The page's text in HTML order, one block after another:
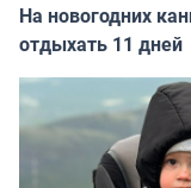
На новогодних
отдыхать 11 дней